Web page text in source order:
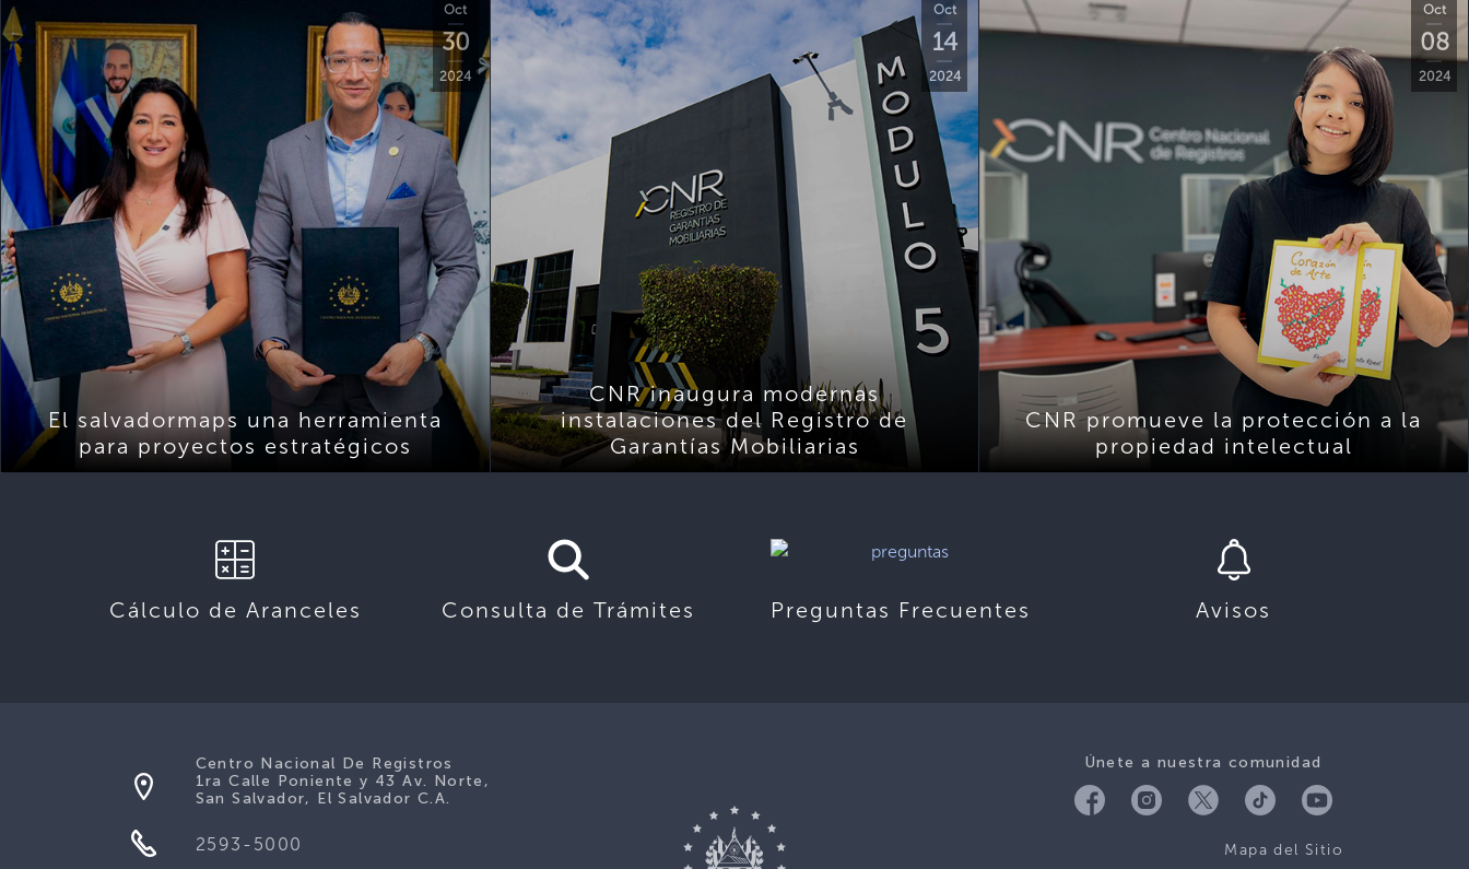
Oct
30
2024
El salvadormaps una herramienta
para proyectos estratégicos
Oct
14
2024
CNR inaugura modernas
instalaciones del Registro de
Garantías Mobiliarias
Oct
08
2024
CNR promueve la protección a la
propiedad intelectual
Cálculo de Aranceles Consulta de Trámites Preguntas Frecuentes Avisos
Únete a nuestra comunidad
Mapa del Sitio
Centro Nacional De Registros
1ra Calle Poniente y 43 Av. Norte,
San Salvador, El Salvador C.A.
2593-5000